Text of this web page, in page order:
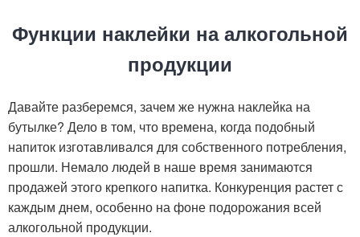
Функции наклейки на алкогольной
продукции
Давайте разберемся, зачем же нужна наклейка на
бутылке? Дело в том, что времена, когда подобный
напиток изготавливался для собственного потребления,
прошли. Немало людей в наше время занимаются
продажей этого крепкого напитка. Конкуренция растет с
каждым днем, особенно на фоне подорожания всей
алкогольной продукции.